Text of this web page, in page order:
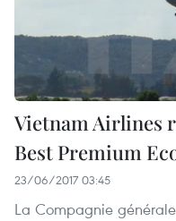
Vietnam Airlines
Best Premium
23/06/2017 03:45
La Compagnie